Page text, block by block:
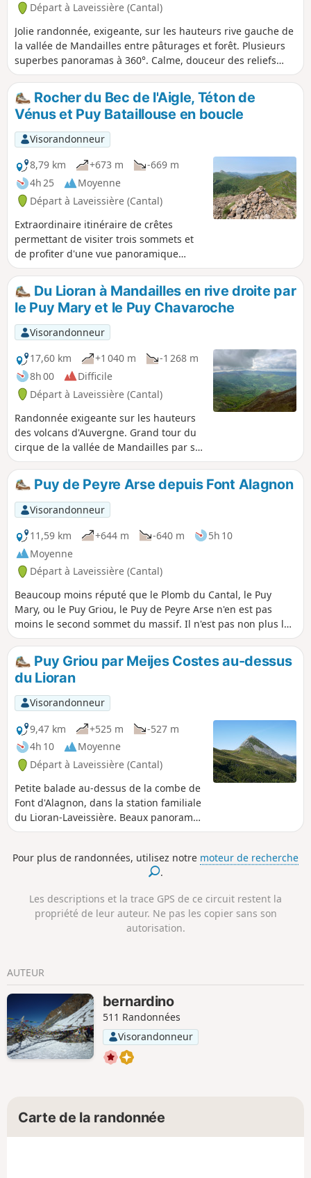
Départ à Laveissière (Cantal)
Jolie randonnée, exigeante, sur les hauteurs rive gauche de
la vallée de Mandailles entre pâturages et forêt. Plusieurs
superbes panoramas à 360°. Calme, douceur des reliefs
auvergnats, contrastes de couleur et de relief de la vallée
de la Jordanne. La difficulté de cette randonnée réside
réside dans sa longueur et la montée au Griou (que l'on
peut ignorer). La plus grande partie du parcours est à
l'ombre, sous des feuillus denses mais qui ne bloquent pas
la vue sur les vallées.
Rocher du Bec de l'Aigle, Téton de
Vénus et Puy Bataillouse en boucle
Visorandonneur
8,79 km
+673 m
-669 m
4h 25
Moyenne
Départ à Laveissière (Cantal)
Extraordinaire itinéraire de crêtes
permettant de visiter trois sommets et
de profiter d'une vue panoramique
splendide sur l'ensemble des puys
cantaliens durant une grande partie du
parcours.
Du Lioran à Mandailles en rive droite par
le Puy Mary et le Puy Chavaroche
Visorandonneur
17,60 km
+1 040 m
-1 268 m
8h 00
Difficile
Départ à Laveissière (Cantal)
Randonnée exigeante sur les hauteurs
des volcans d'Auvergne. Grand tour du
cirque de la vallée de Mandailles par sa
rive droite. Superbes et larges
panoramas sur les plus hauts sommets,
la vue porte au loin. Verdure des
paysages auvergnats.
Puy de Peyre Arse depuis Font Alagnon
Visorandonneur
11,59 km
+644 m -640 m
5h 10
Moyenne
Départ à Laveissière (Cantal)
Beaucoup moins réputé que le Plomb du Cantal, le Puy
Mary, ou le Puy Griou, le Puy de Peyre Arse n'en est pas
moins le second sommet du massif. Il n'est pas non plus le
plus facile à atteindre. De la Font d'Alagnon, il faut d'abord
remonter vers le Col de Rombière, puis contourner le Puy
Bataillouse pour rejoindre le Col de Cabre. C'est depuis ce
dernier que commence l'ascension, en cheminant d'abord
sur l'arête Sud-Est, puis en escaladant tant bien que mal les
derniers mètres qui conduisent au sommet. Le retour se fait
par la crête opposée, jusqu'à un petit col où l'on retrouve le
GR®4, pour revenir au Col de Rombière. Après celui-ci,
prendre la direction du Col de Font de Cère, pour varier les
plaisirs.
Puy Griou par Meijes Costes au-dessus
du Lioran
Visorandonneur
9,47 km
+525 m
-527 m
4h 10
Moyenne
Départ à Laveissière (Cantal)
Petite balade au-dessus de la combe de
Font d'Alagnon, dans la station familiale
du Lioran-Laveissière. Beaux panoramas
de part et d'autre du Col de Rombière et
l'ascension du Puy Griou. À la fin de
l'été, on pourra même cueillir quelques
Pour plus de randonnées, utilisez notre moteur de recherche
.
Les descriptions et la trace GPS de ce circuit restent la
propriété de leur auteur. Ne pas les copier sans son
autorisation.
AUTEUR
bernardino
511 Randonnées
Visorandonneur
Carte de la randonnée